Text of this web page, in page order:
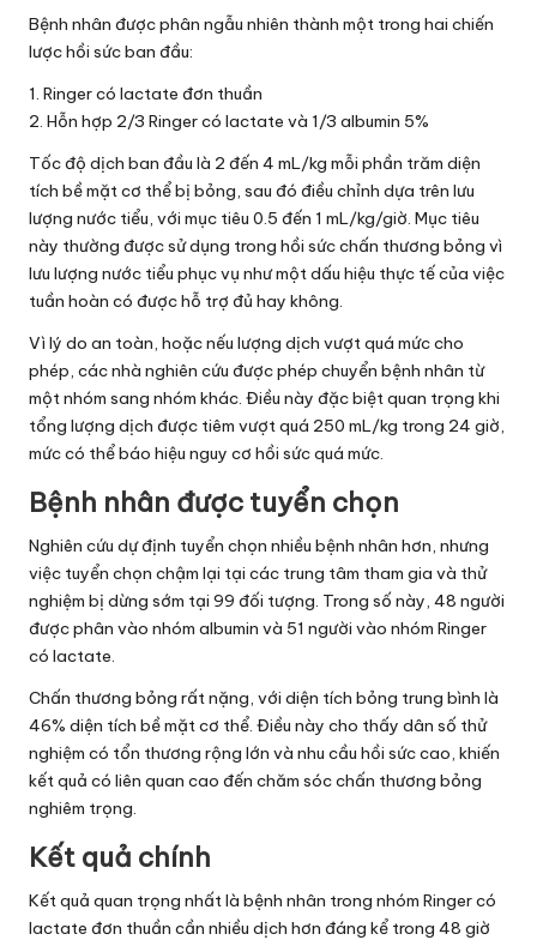
Bệnh nhân được phân ngẫu nhiên thành một trong hai chiến
lược hồi sức ban đầu:
1. Ringer có lactate đơn thuần
2. Hỗn hợp 2/3 Ringer có lactate và 1/3 albumin 5%
Tốc độ dịch ban đầu là 2 đến 4 mL/kg mỗi phần trăm diện
tích bề mặt cơ thể bị bỏng, sau đó điều chỉnh dựa trên lưu
lượng nước tiểu, với mục tiêu 0.5 đến 1 mL/kg/giờ. Mục tiêu
này thường được sử dụng trong hồi sức chấn thương bỏng vì
lưu lượng nước tiểu phục vụ như một dấu hiệu thực tế của việc
tuần hoàn có được hỗ trợ đủ hay không.
Vì lý do an toàn, hoặc nếu lượng dịch vượt quá mức cho
phép, các nhà nghiên cứu được phép chuyển bệnh nhân từ
một nhóm sang nhóm khác. Điều này đặc biệt quan trọng khi
tổng lượng dịch được tiêm vượt quá 250 mL/kg trong 24 giờ,
mức có thể báo hiệu nguy cơ hồi sức quá mức.
Bệnh nhân được tuyển chọn
Nghiên cứu dự định tuyển chọn nhiều bệnh nhân hơn, nhưng
việc tuyển chọn chậm lại tại các trung tâm tham gia và thử
nghiệm bị dừng sớm tại 99 đối tượng. Trong số này, 48 người
được phân vào nhóm albumin và 51 người vào nhóm Ringer
có lactate.
Chấn thương bỏng rất nặng, với diện tích bỏng trung bình là
46% diện tích bề mặt cơ thể. Điều này cho thấy dân số thử
nghiệm có tổn thương rộng lớn và nhu cầu hồi sức cao, khiến
kết quả có liên quan cao đến chăm sóc chấn thương bỏng
nghiêm trọng.
Kết quả chính
Kết quả quan trọng nhất là bệnh nhân trong nhóm Ringer có
lactate đơn thuần cần nhiều dịch hơn đáng kể trong 48 giờ